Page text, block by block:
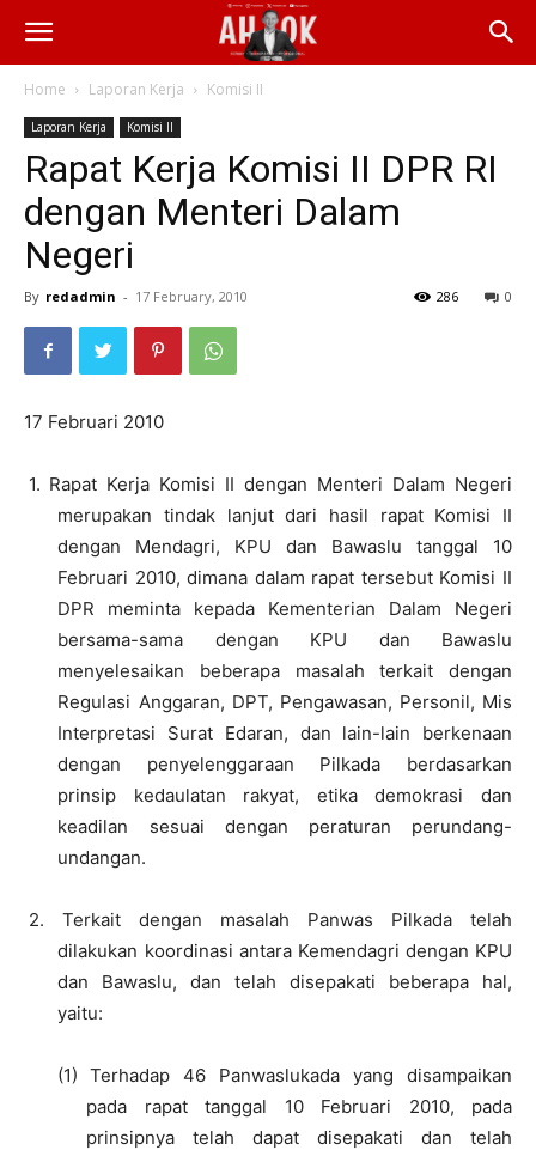
Home Laporan Kerja Komisi II
Laporan Kerja Komisi II
Rapat Kerja Komisi II DPR RI
dengan Menteri Dalam
Negeri
By redadmin - 17 February, 2010 0
286
17 Februari 2010
1. Rapat Kerja Komisi II dengan Menteri Dalam Negeri
merupakan tindak lanjut dari hasil rapat Komisi II
dengan Mendagri, KPU dan Bawaslu tanggal 10
Februari 2010, dimana dalam rapat tersebut Komisi II
DPR meminta kepada Kementerian Dalam Negeri
bersama-sama dengan KPU dan Bawaslu
menyelesaikan beberapa masalah terkait dengan
Regulasi Anggaran, DPT, Pengawasan, Personil, Mis
Interpretasi Surat Edaran, dan lain-lain berkenaan
dengan penyelenggaraan Pilkada berdasarkan
prinsip kedaulatan rakyat, etika demokrasi dan
keadilan sesuai dengan peraturan perundang-
undangan.
2.
Terkait dengan masalah Panwas Pilkada telah
dilakukan koordinasi antara Kemendagri dengan KPU
dan Bawaslu, dan telah disepakati beberapa hal,
yaitu:
(1) Terhadap 46 Panwaslukada yang disampaikan
pada rapat tanggal 10 Februari 2010, pada
prinsipnya telah dapat disepakati dan telah